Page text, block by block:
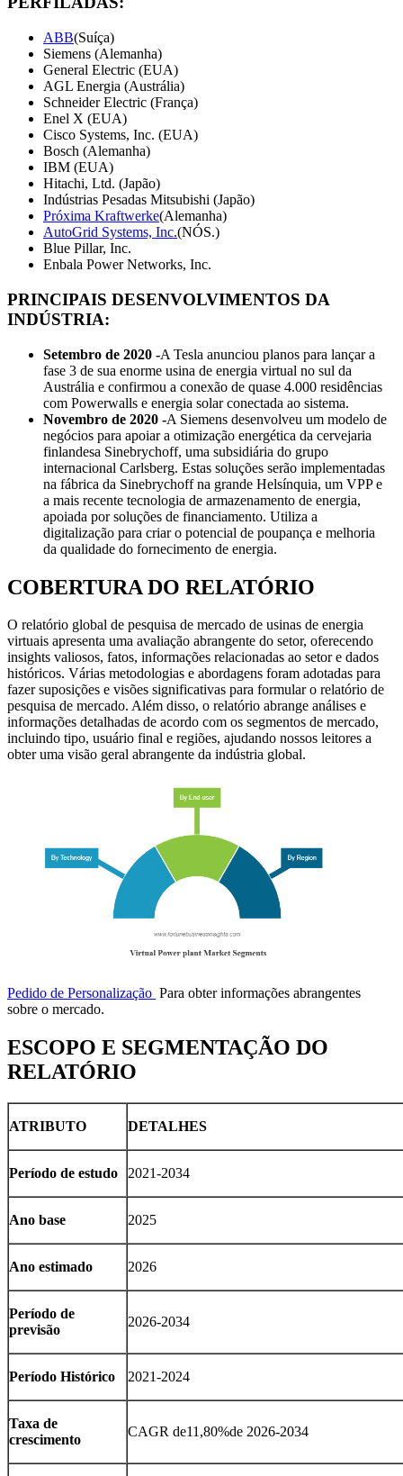
ABB(Suíça)
Siemens (Alemanha)
General Electric (EUA)
AGL Energia (Austrália)
Schneider Electric (França)
Enel X (EUA)
Cisco Systems, Inc. (EUA)
Bosch (Alemanha)
IBM (EUA)
Hitachi, Ltd. (Japão)
Indústrias Pesadas Mitsubishi (Japão)
Próxima Kraftwerke(Alemanha)
AutoGrid Systems, Inc.(NÓS.)
Blue Pillar, Inc.
Enbala Power Networks, Inc.
PRINCIPAIS DESENVOLVIMENTOS DA
INDÚSTRIA:
Setembro de 2020 -A Tesla anunciou planos para lançar a
fase 3 de sua enorme usina de energia virtual no sul da
Austrália e confirmou a conexão de quase 4.000 residências
com Powerwalls e energia solar conectada ao sistema.
Novembro de 2020 -A Siemens desenvolveu um modelo de
negócios para apoiar a otimização energética da cervejaria
finlandesa Sinebrychoff, uma subsidiária do grupo
internacional Carlsberg. Estas soluções serão implementadas
na fábrica da Sinebrychoff na grande Helsínquia, um VPP e
a mais recente tecnologia de armazenamento de energia,
apoiada por soluções de financiamento. Utiliza a
digitalização para criar o potencial de poupança e melhoria
da qualidade do fornecimento de energia.
COBERTURA DO RELATÓRIO
O relatório global de pesquisa de mercado de usinas de energia
virtuais apresenta uma avaliação abrangente do setor, oferecendo
insights valiosos, fatos, informações relacionadas ao setor e dados
históricos. Várias metodologias e abordagens foram adotadas para
fazer suposições e visões significativas para formular o relatório de
pesquisa de mercado. Além disso, o relatório abrange análises e
informações detalhadas de acordo com os segmentos de mercado,
incluindo tipo, usuário final e regiões, ajudando nossos leitores a
obter uma visão geral abrangente da indústria global.
Pedido de Personalização Para obter informações abrangentes
sobre o mercado.
ESCOPO E SEGMENTAÇÃO DO
RELATÓRIO
ATRIBUTO DETALHES
Período de estudo 2021-2034
Ano base 2025
Ano estimado 2026
Período de
previsão
2026-2034
Período Histórico 2021-2024
Taxa de
crescimento
CAGR de11,80%de 2026-2034